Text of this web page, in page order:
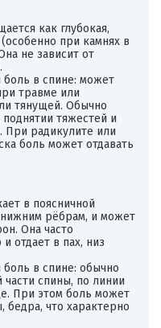
как глубокая,
при камнях в
не зависит от
в спине: может
травме или
тянущей. Обычно
тяжестей и
При радикулите или
боль может отдавать
в поясничной
рёбрам, и может
Она часто
отдает в пах, низ
в спине: обычно
части спины, по линии
При этом боль может
бедра, что характерно